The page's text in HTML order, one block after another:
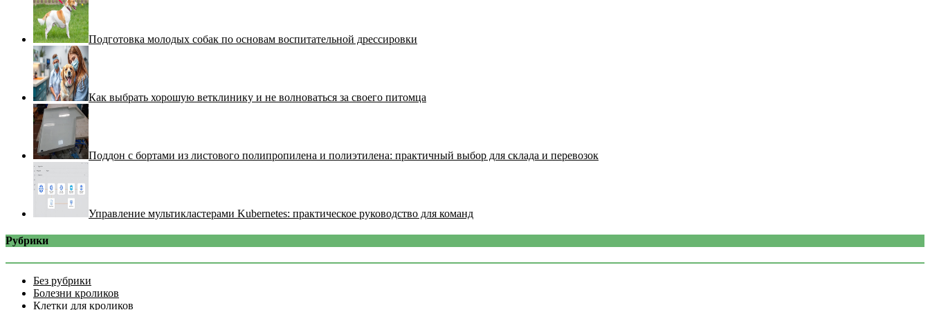
Подготовка молодых собак по основам воспитательной дрессировки
Как выбрать хорошую ветклинику и не волноваться за своего питомца
Поддон с бортами из листового полипропилена и полиэтилена: практичный выбор для склада и перевозок
Управление мультикластерами Kubernetes: практическое руководство для команд
Рубрики
Без рубрики
Болезни кроликов
Клетки для кроликов